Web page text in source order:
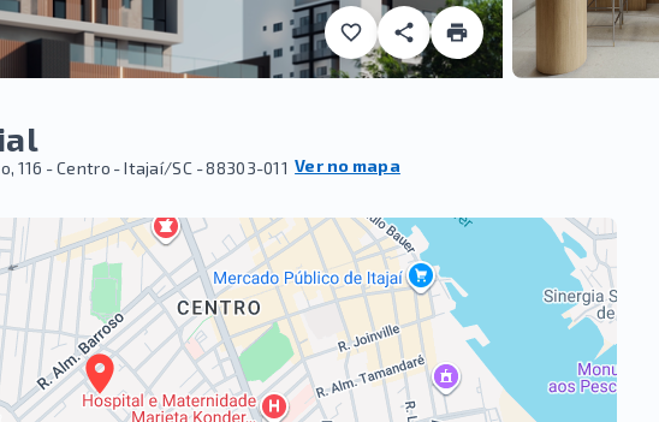
116 - Centro - Itajaí/SC - 88303-011 Ver no mapa